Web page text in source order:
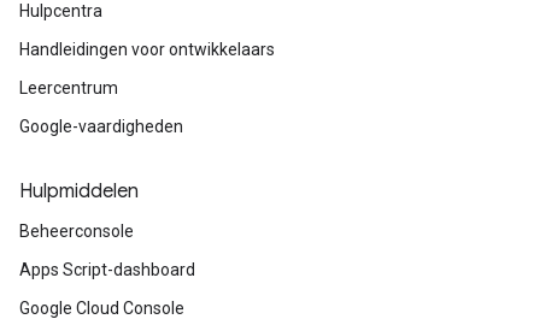
Hulpcentra
Handleidingen voor ontwikkelaars
Leercentrum
Google-vaardigheden
Hulpmiddelen
Beheerconsole
Apps Script-dashboard
Google Cloud Console